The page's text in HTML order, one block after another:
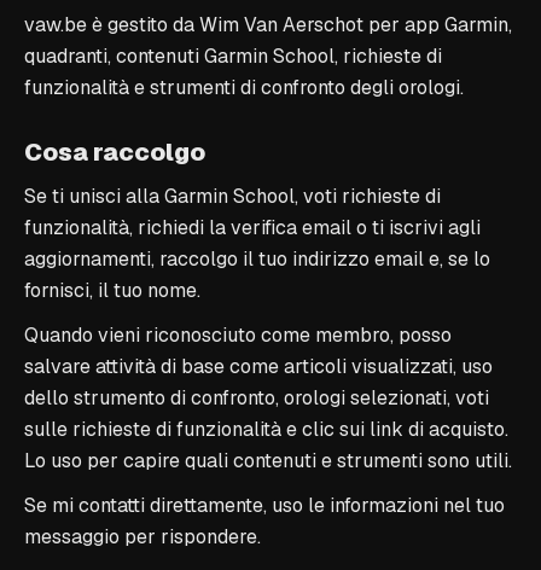
vaw.be è gestito da Wim Van Aerschot per app Garmin,
quadranti, contenuti Garmin School, richieste di
funzionalità e strumenti di confronto degli orologi.
Cosa raccolgo
Se ti unisci alla Garmin School, voti richieste di
funzionalità, richiedi la verifica email o ti iscrivi agli
aggiornamenti, raccolgo il tuo indirizzo email e, se lo
fornisci, il tuo nome.
Quando vieni riconosciuto come membro, posso
salvare attività di base come articoli visualizzati, uso
dello strumento di confronto, orologi selezionati, voti
sulle richieste di funzionalità e clic sui link di acquisto.
Lo uso per capire quali contenuti e strumenti sono utili.
Se mi contatti direttamente, uso le informazioni nel tuo
messaggio per rispondere.